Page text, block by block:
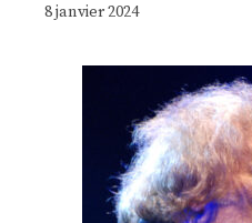
8 janvier 2024